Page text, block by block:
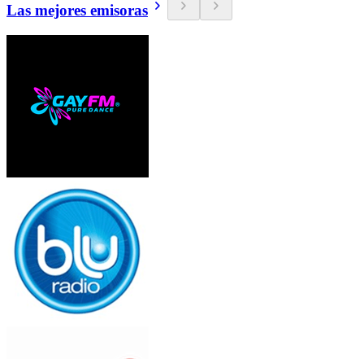
Las mejores emisoras